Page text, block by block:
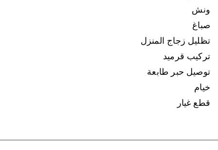
ونش
صباغ
تظليل زجاج المنزل
تركيب قرميد
توصيل حبر طابعة
خيام
قطع غيار